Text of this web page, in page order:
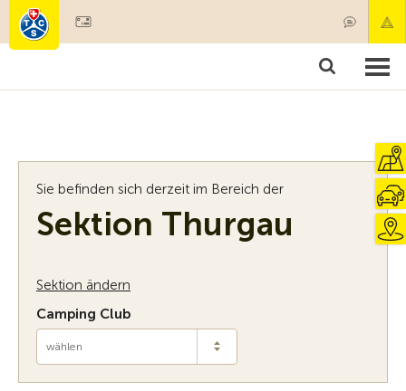
Mitgliedschaft & Leistungen
Sie befinden sich derzeit im Bereich der
Sektion Thurgau
Sektion ändern
Camping Club
wählen